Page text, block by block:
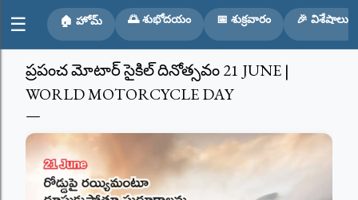
Skip to main content
☰ 🏠 హోమ్ 🌅 శుభోదయం 📅 శుక్రవారం 🎉 విశేషాలు
ప్రపంచ మోటార్ సైకిల్ దినోత్సవం 21 JUNE |
WORLD MOTORCYCLE DAY